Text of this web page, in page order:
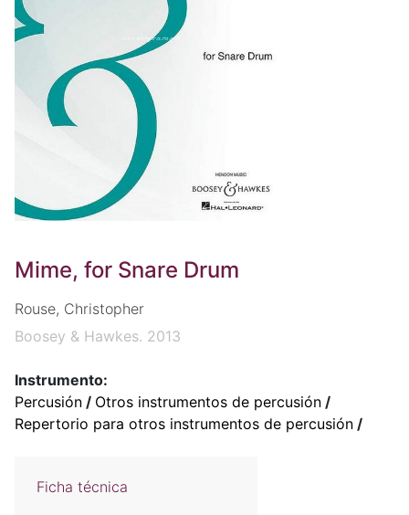
Mime, for Snare Drum
Rouse, Christopher
Boosey & Hawkes. 2013
Instrumento:
Percusión / Otros instrumentos de percusión /
Repertorio para otros instrumentos de percusión /
Ficha técnica